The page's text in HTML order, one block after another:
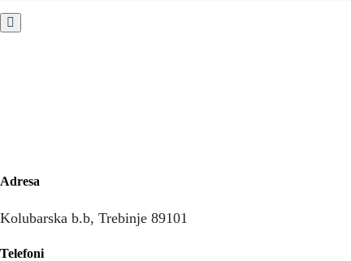
Adresa
Kolubarska b.b, Trebinje 89101
Telefoni